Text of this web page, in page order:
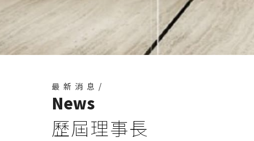
最新消息/
News
歷屆理事長